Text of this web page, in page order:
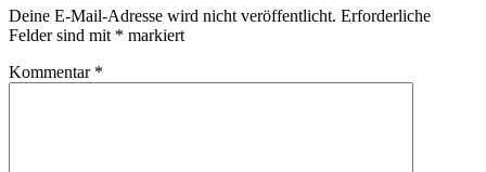
Deine E-Mail-Adresse wird nicht veröffentlicht. Erforderliche
Felder sind mit * markiert
Kommentar *